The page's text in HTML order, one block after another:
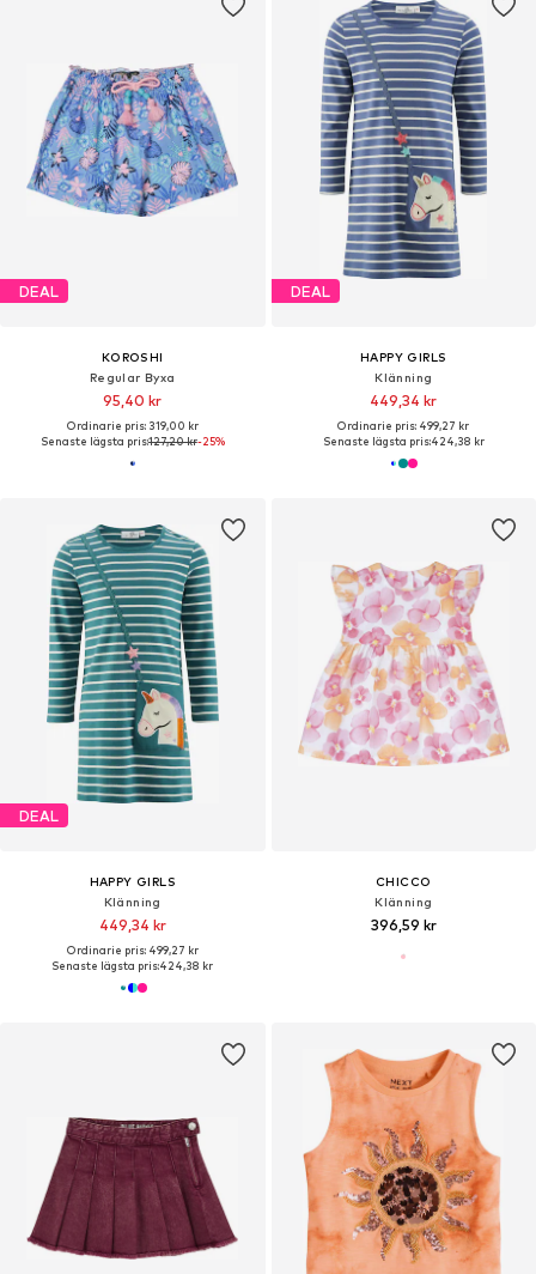
DEAL
KOROSHI
Regular Byxa
95,40 kr
Ordinarie pris: 319,00 kr
Senaste lägsta pris:127,20 kr-25%
DEAL
HAPPY GIRLS
Klänning
449,34 kr
Ordinarie pris: 499,27 kr
Senaste lägsta pris:424,38 kr
DEAL
HAPPY GIRLS
Klänning
449,34 kr
Ordinarie pris: 499,27 kr
Senaste lägsta pris:424,38 kr
CHICCO
Klänning
396,59 kr